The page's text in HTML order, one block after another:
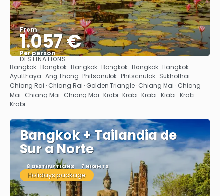
From
1.057 €
Per person
See
DESTINATIONS
Bangkok · Bangkok · Bangkok · Bangkok · Bangkok · Bangkok ·
Ayutthaya · Ang Thong · Phitsanulok · Phitsanulok · Sukhothai ·
Chiang Rai · Chiang Rai · Golden Triangle · Chiang Mai · Chiang
Mai · Chiang Mai · Chiang Mai · Krabi · Krabi · Krabi · Krabi · Krabi ·
Krabi
Bangkok + Tailandia de
Sur a Norte
8 DESTINATIONS 7 NIGHTS
Holidays package